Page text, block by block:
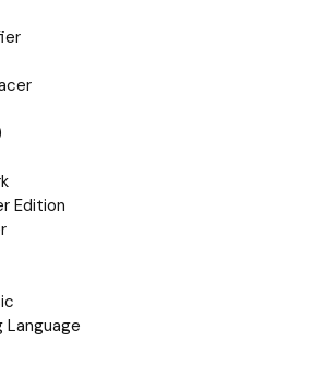
Edition
Language